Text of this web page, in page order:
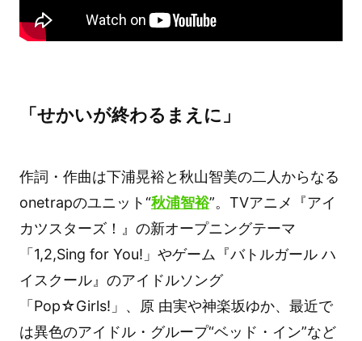
「せかいが終わるまえに」
作詞・作曲は下浦晃裕と秋山智美の二人からなる
onetrapのユニット“秋浦智裕”。TVアニメ『アイ
カツスターズ！』の新オープニングテーマ
「1,2,Sing for You!」やゲーム『バトルガール ハ
イスクール』のアイドルソング
「Pop☆Girls!」、原 由実や神楽坂ゆか、最近で
は異色のアイドル・グループ“ベッド・イン”など